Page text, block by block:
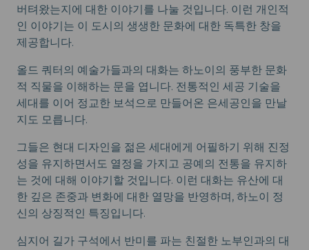
버텨왔는지에 대한 이야기를 나눌 것입니다. 이런 개인적
인 이야기는 이 도시의 생생한 문화에 대한 독특한 창을
제공합니다.
올드 쿼터의 예술가들과의 대화는 하노이의 풍부한 문화
적 직물을 이해하는 문을 엽니다. 전통적인 세공 기술을
세대를 이어 정교한 보석으로 만들어온 은세공인을 만날
지도 모릅니다.
그들은 현대 디자인을 젊은 세대에게 어필하기 위해 진정
성을 유지하면서도 열정을 가지고 공예의 전통을 유지하
는 것에 대해 이야기할 것입니다. 이런 대화는 유산에 대
한 깊은 존중과 변화에 대한 열망을 반영하며, 하노이 정
신의 상징적인 특징입니다.
심지어 길가 구석에서 반미를 파는 친절한 노부인과의 대